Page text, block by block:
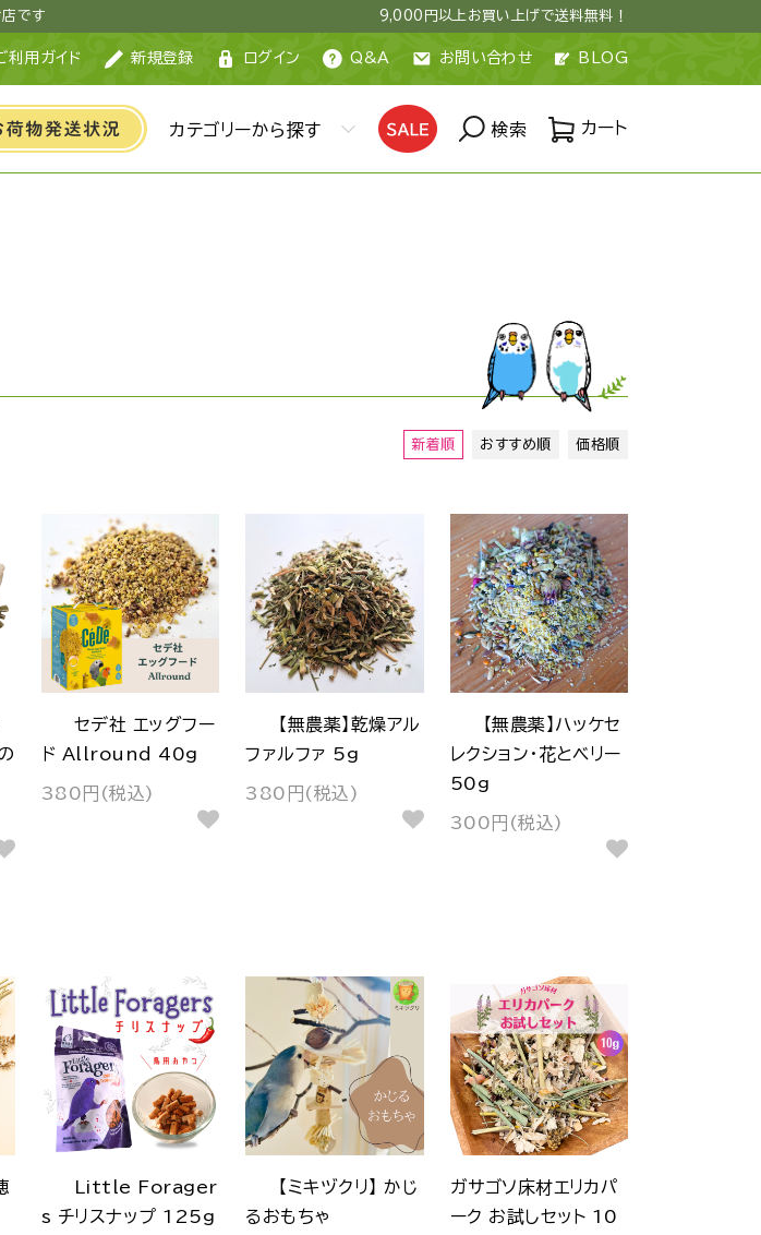
店です 9,000円以上お買い上げで送料無料！
利用ガイド 新規登録 ログイン Q&A お問い合わせ BLOG
カテゴリーから探す 検索 カート
新着順 おすすめ順 価格順
セデ社 エッグフー
ド Allround 40g
380円(税込)
【無農薬】乾燥アル
ファルファ 5g
380円(税込)
【無農薬】ハッケセ
レクション・花とベリー
50g
300円(税込)
Little Forager
s チリスナップ 125g
【ミキヅクリ】 かじ
るおもちゃ
ガサゴソ床材エリカパ
ーク お試しセット 10